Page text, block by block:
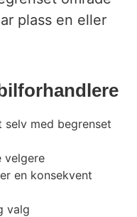
plass en eller
selv med begrenset
velgere
en konsekvent
valg